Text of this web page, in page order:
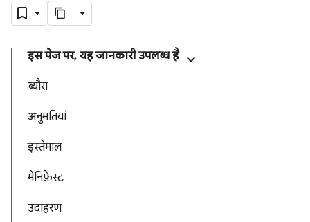
इस पेज पर, यह जानकारी उपलब्ध है
ब्यौरा
अनुमतियां
इस्तेमाल
मेनिफ़ेस्ट
उदाहरण